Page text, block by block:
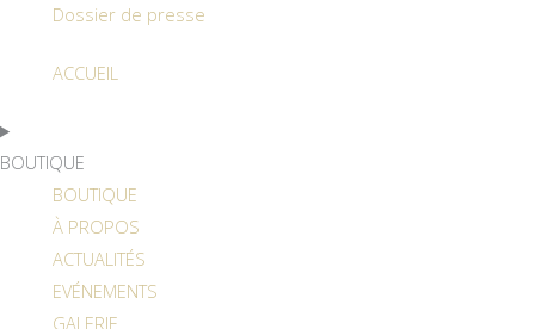
Dossier de presse
ACCUEIL
BOUTIQUE
BOUTIQUE
À PROPOS
ACTUALITÉS
EVÉNEMENTS
GALERIE